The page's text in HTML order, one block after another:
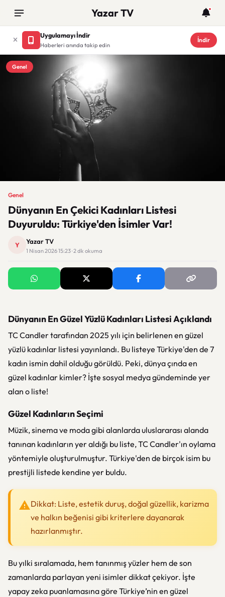
Yazar TV
Uygulamayı İndir
Haberleri anında takip edin
İndir
Genel
Genel
Dünyanın En Çekici Kadınları Listesi
Duyuruldu: Türkiye'den İsimler Var!
Y Yazar TV
1 Nisan 2026 15:23 · 2 dk okuma
Dünyanın En Güzel Yüzlü Kadınları Listesi Açıklandı
TC Candler tarafından 2025 yılı için belirlenen en güzel
yüzlü kadınlar listesi yayınlandı. Bu listeye Türkiye'den de 7
kadın ismin dahil olduğu görüldü. Peki, dünya çında en
güzel kadınlar kimler? İşte sosyal medya gündeminde yer
alan o liste!
Güzel Kadınların Seçimi
Müzik, sinema ve moda gibi alanlarda uluslararası alanda
tanınan kadınların yer aldığı bu liste, TC Candler'ın oylama
yöntemiyle oluşturulmuştur. Türkiye'den de birçok isim bu
prestijli listede kendine yer buldu.
Dikkat: Liste, estetik duruş, doğal güzellik, karizma
ve halkın beğenisi gibi kriterlere dayanarak
hazırlanmıştır.
Bu yılki sıralamada, hem tanınmış yüzler hem de son
zamanlarda parlayan yeni isimler dikkat çekiyor. İşte
yapay zeka puanlamasına göre Türkiye’nin en güzel